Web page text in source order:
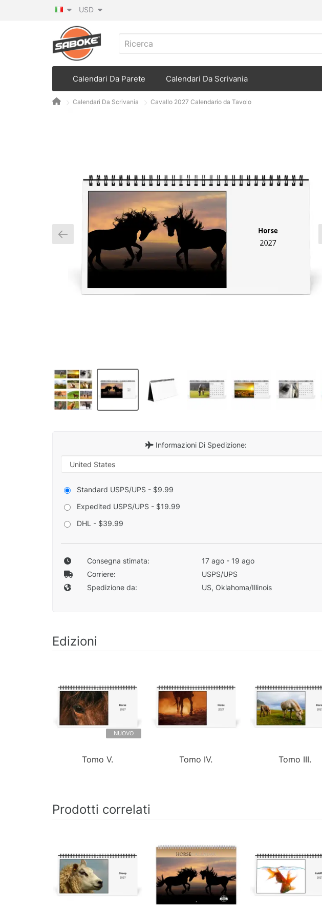
USD
Calendari Da Parete Calendari Da Scrivania
Calendari Da Scrivania Cavallo 2027 Calendario da Tavolo
Informazioni Di Spedizione:
Standard USPS/UPS - $9.99
Expedited USPS/UPS - $19.99
DHL - $39.99
Consegna stimata:
17 ago - 19 ago
Corriere:
USPS/UPS
Spedizione da:
US, Oklahoma/Illinois
Edizioni
NUOVO
Tomo V. Tomo IV. Tomo III.
Prodotti correlati